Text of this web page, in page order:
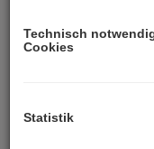
Technisch
Cookies
Statistik